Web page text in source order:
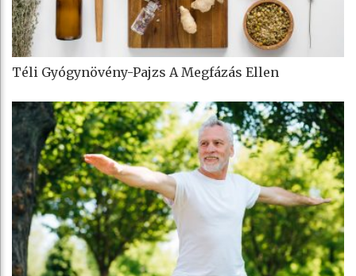
Téli Gyógynövény-Pajzs A Megfázás Ellen